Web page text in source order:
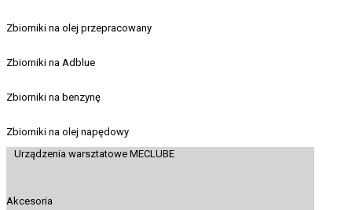
Zbiorniki na olej przepracowany
Zbiorniki na Adblue
Zbiorniki na benzynę
Zbiorniki na olej napędowy
Urządzenia warsztatowe MECLUBE
Akcesoria